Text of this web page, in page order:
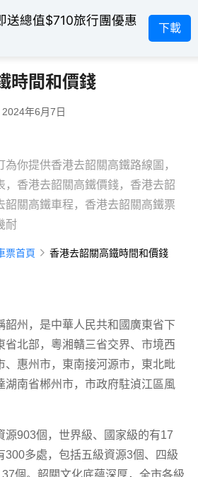
送總值$710旅行團優惠
下載
時間和價錢
2024年6月7日
你提供香港去韶關高鐵路線圖，
，香港去韶關高鐵價錢，香港去韶
韶關高鐵車程，香港去韶關高鐵票
耐
票首頁 香港去韶關高鐵時間和價錢
韶州，是中華人民共和國廣東省下
省北部，粵湘贛三省交界、市境西
、惠州市，東南接河源市，東北毗
湖南省郴州市，市政府駐湞江區風
源903個，世界級、國家級的有17
300多處，包括五級資源3個、四級
個。韶關文化底蘊深厚，全市各級